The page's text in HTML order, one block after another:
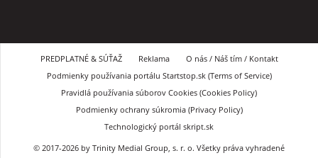
PREDPLATNÉ & SÚŤAŽ Reklama
O nás / Náš tím / Kontakt
Podmienky používania portálu Startstop.sk (Terms of Service)
Pravidlá používania súborov Cookies (Cookies Policy)
Podmienky ochrany súkromia (Privacy Policy)
Technologický portál skript.sk
© 2017-2026 by Trinity Medial Group, s. r. o. Všetky práva vyhradené